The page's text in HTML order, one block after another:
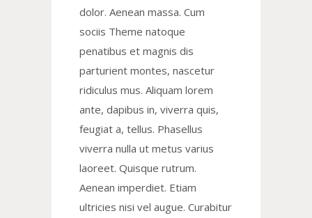
dolor. Aenean massa. Cum
sociis Theme natoque
penatibus et magnis dis
parturient montes, nascetur
ridiculus mus. Aliquam lorem
ante, dapibus in, viverra quis,
feugiat a, tellus. Phasellus
viverra nulla ut metus varius
laoreet. Quisque rutrum.
Aenean imperdiet. Etiam
ultricies nisi vel augue. Curabitur